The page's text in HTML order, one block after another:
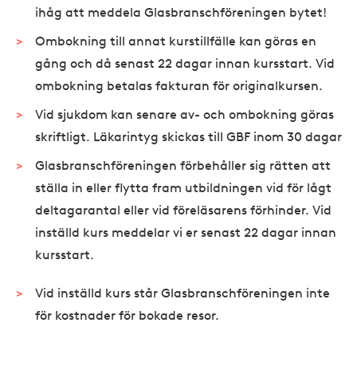
ihåg att meddela Glasbranschföreningen bytet!
Ombokning till annat kurstillfälle kan göras en
gång och då senast 22 dagar innan kursstart. Vid
ombokning betalas fakturan för originalkursen.
Vid sjukdom kan senare av- och ombokning göras
skriftligt. Läkarintyg skickas till GBF inom 30 dagar
Glasbranschföreningen förbehåller sig rätten att
ställa in eller flytta fram utbildningen vid för lågt
deltagarantal eller vid föreläsarens förhinder. Vid
inställd kurs meddelar vi er senast 22 dagar innan
kursstart.
Vid inställd kurs står Glasbranschföreningen inte
för kostnader för bokade resor.